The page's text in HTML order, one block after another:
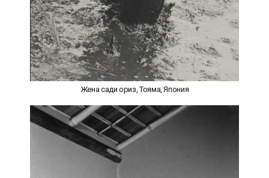
Жена сади ориз, Тояма, Япония